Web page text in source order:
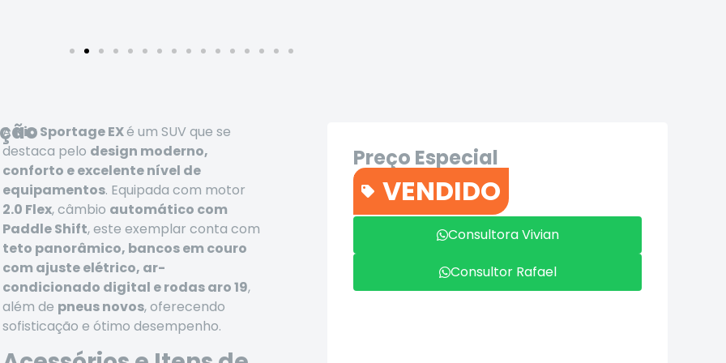
AKia Sportage EXé um SUV que se
destaca pelo design moderno,
conforto e excelente nível de
equipamentos. Equipada com motor
2.0 Flex, câmbio automático com
Paddle Shift, este exemplar conta com
teto panorâmico, bancos em couro
com ajuste elétrico, ar-
condicionado digital e rodas aro 19,
além de pneus novos, oferecendo
sofisticação e ótimo desempenho.
Preço Especial
VENDIDO
R$112.900
Contato
Consultora Vivian
Consultor Rafael